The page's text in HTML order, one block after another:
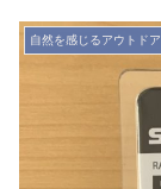
自然を感じるアウトドア